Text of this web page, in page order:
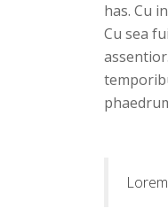
has. Cu
Cu sea